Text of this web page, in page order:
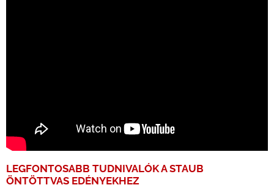
LEGFONTOSABB TUDNIVALÓK ASTAUB
ÖNTÖTTVAS EDÉNYEKHEZ